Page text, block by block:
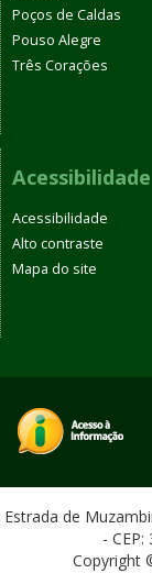
Poços de Caldas
Pouso Alegre
Três Corações
Acessibilidade
Acessibilidade
Alto contraste
Mapa do site
Estrada de
-
Copyright